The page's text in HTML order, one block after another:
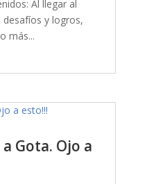
Al llegar al
desafíos y logros,
más...
Gota. Ojo a